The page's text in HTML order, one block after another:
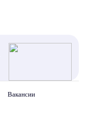
Вакансии